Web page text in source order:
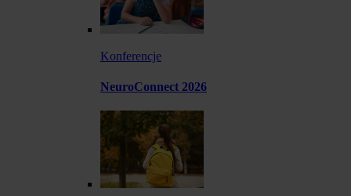
Konferencje
NeuroConnect 2026